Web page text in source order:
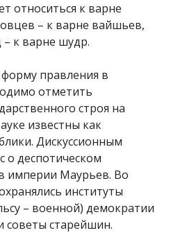
относиться к варне
– к варне вайшьев,
к варне шудр.
правления в
отметить
строя на
известны как
Дискуссионным
о деспотическом
империи Маурьев. Во
институты
– военной) демократии
советы старейшин.